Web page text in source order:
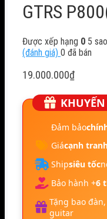
GTRS
Được xếp hạng 0 5 sao
(đánh giá) 0 đã bán
19.000.000₫
Đảm bảo
Giácạnh
Shipsiêu tốc
Bảo hành +6
Tặng bao
guitar